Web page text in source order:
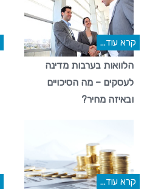
קרא עוד...
הלוואות בערבות מדינה
לעסקים – מה הסיכויים
ובאיזה מחיר?
קרא עוד...